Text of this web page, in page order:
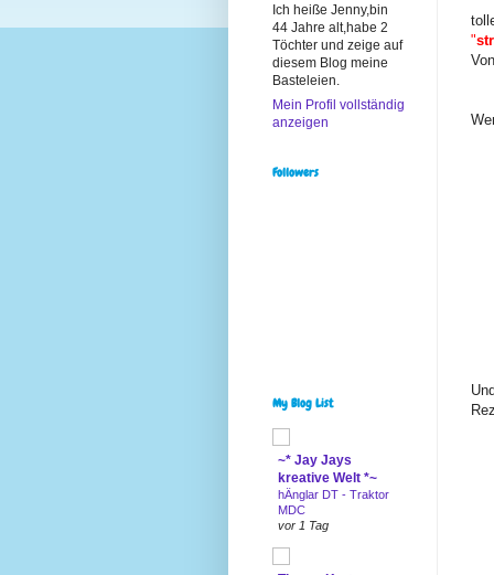
"
Ich heiße Jenny,bin
44 Jahre alt,habe 2
Töchter und zeige auf
diesem Blog meine
Basteleien.
Mein Profil vollständig
anzeigen
Followers
My Blog List
~* Jay Jays
kreative Welt *~
hÄnglar DT - Traktor
MDC
vor 1 Tag